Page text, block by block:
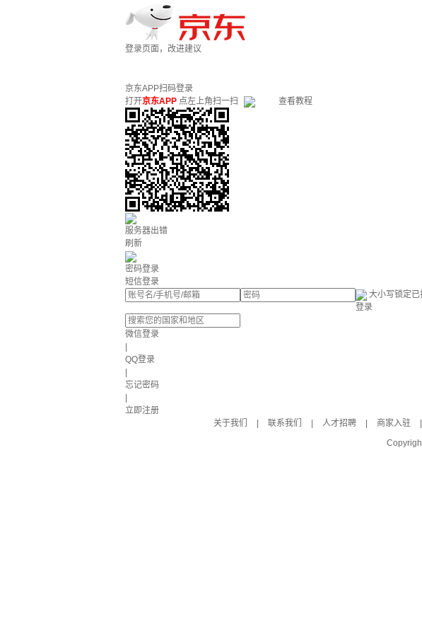
登录页面，改进建议
京东APP扫码登录
打开京东APP 点左上角扫一扫 查看教程
服务器出错
刷新
密码登录
短信登录
大小写锁定已
登录
微信登录
QQ登录
忘记密码
立即注册
关于我们
联系我们 人才招聘 商家入驻